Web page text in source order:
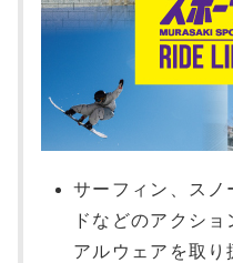
サーフィン、スノ
ドなどのアクシ
アルウェアを取り